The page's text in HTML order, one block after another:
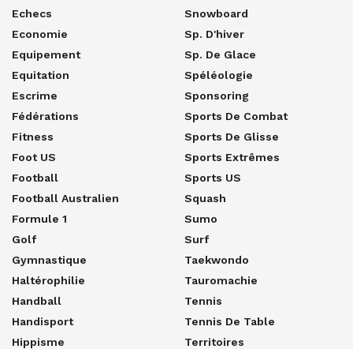
Echecs
Economie
Equipement
Equitation
Escrime
Fédérations
Fitness
Foot US
Football
Football Australien
Formule 1
Golf
Gymnastique
Haltérophilie
Handball
Handisport
Hippisme
Snowboard
Sp. D'hiver
Sp. De Glace
Spéléologie
Sponsoring
Sports De Combat
Sports De Glisse
Sports Extrêmes
Sports US
Squash
Sumo
Surf
Taekwondo
Tauromachie
Tennis
Tennis De Table
Territoires